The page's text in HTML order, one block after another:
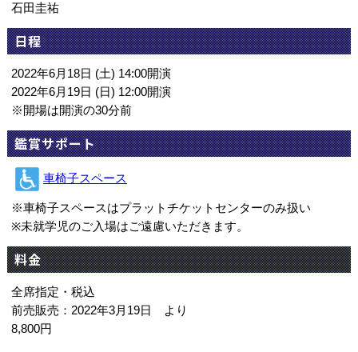
石田圭祐
日程
2022年6月18日 (土) 14:00開演
2022年6月19日 (日) 12:00開演
※開場は開演の30分前
鑑賞サポート
車椅子スペース
※車椅子スペースはプラットチケットセンターのみ扱い
※未就学児のご入場はご遠慮いただきます。
料金
全席指定・税込
前売販売：2022年3月19日 より
8,800円